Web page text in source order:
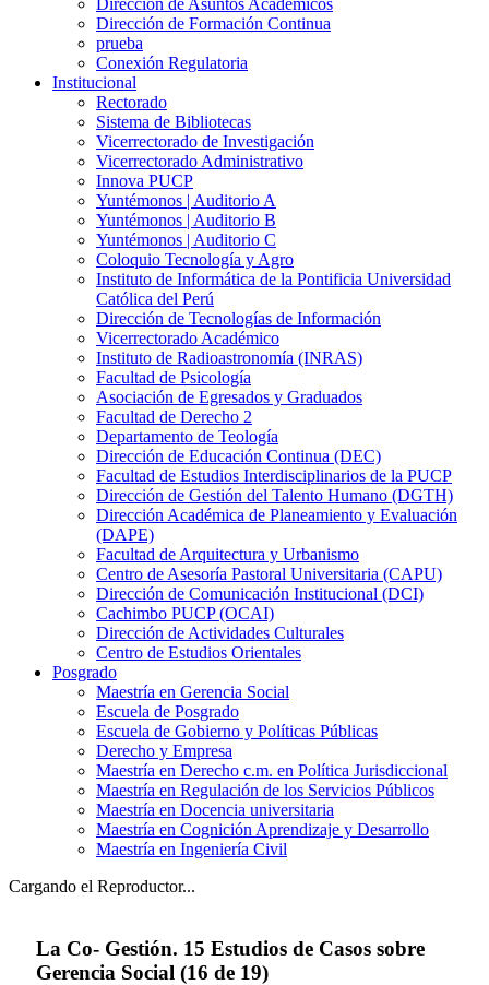
Dirección de Asuntos Académicos
Dirección de Formación Continua
prueba
Conexión Regulatoria
Institucional
Rectorado
Sistema de Bibliotecas
Vicerrectorado de Investigación
Vicerrectorado Administrativo
Innova PUCP
Yuntémonos | Auditorio A
Yuntémonos | Auditorio B
Yuntémonos | Auditorio C
Coloquio Tecnología y Agro
Instituto de Informática de la Pontificia Universidad
Católica del Perú
Dirección de Tecnologías de Información
Vicerrectorado Académico
Instituto de Radioastronomía (INRAS)
Facultad de Psicología
Asociación de Egresados y Graduados
Facultad de Derecho 2
Departamento de Teología
Dirección de Educación Continua (DEC)
Facultad de Estudios Interdisciplinarios de la PUCP
Dirección de Gestión del Talento Humano (DGTH)
Dirección Académica de Planeamiento y Evaluación
(DAPE)
Facultad de Arquitectura y Urbanismo
Centro de Asesoría Pastoral Universitaria (CAPU)
Dirección de Comunicación Institucional (DCI)
Cachimbo PUCP (OCAI)
Dirección de Actividades Culturales
Centro de Estudios Orientales
Posgrado
Maestría en Gerencia Social
Escuela de Posgrado
Escuela de Gobierno y Políticas Públicas
Derecho y Empresa
Maestría en Derecho c.m. en Política Jurisdiccional
Maestría en Regulación de los Servicios Públicos
Maestría en Docencia universitaria
Maestría en Cognición Aprendizaje y Desarrollo
Maestría en Ingeniería Civil
Cargando el Reproductor...
La Co- Gestión. 15 Estudios de Casos sobre
Gerencia Social (16 de 19)